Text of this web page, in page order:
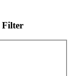
Filter